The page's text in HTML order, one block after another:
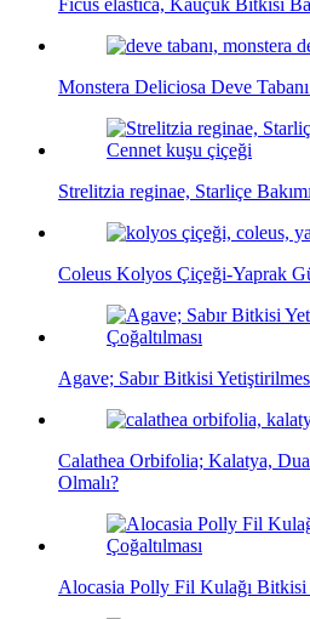
Monstera Deliciosa Deve
Strelitzia reginae, Starliçe
Coleus Kolyos Çiçeği-Yaprak
Agave; Sabır Bitkisi
Calathea Orbifolia; Kalatya, Dua
Olmalı?
Alocasia Polly Fil Kulağı Bitkisi